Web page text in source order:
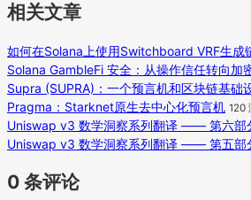
相关文章
如何在Solana上使用Switchboard VRF生成
Solana GambleFi 安全：从操作信任转向加
Supra (SUPRA)：一个预言机和区块链基础
Pragma：Starknet原生去中心化预言机 120
Uniswap v3 数学洞察系列翻译 —— 第六部
Uniswap v3 数学洞察系列翻译 —— 第五部
0 条评论